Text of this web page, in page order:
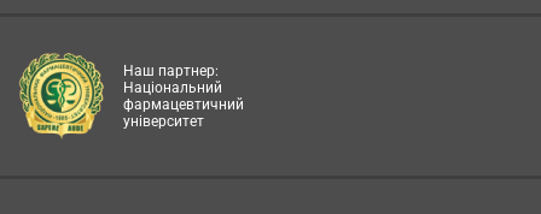
Наш партнер:
Національний
фармацевтичний
університет